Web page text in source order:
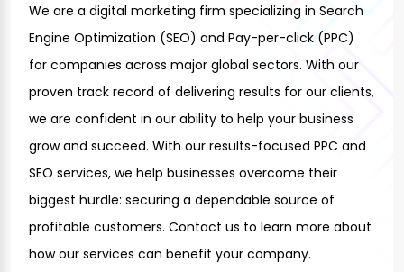
We are a digital marketing firm specializing in Search
Engine Optimization (SEO) and Pay-per-click (PPC)
for companies across major global sectors. With our
proven track record of delivering results for our clients,
we are confident in our ability to help your business
grow and succeed. With our results-focused PPC and
SEO services, we help businesses overcome their
biggest hurdle: securing a dependable source of
profitable customers. Contact us to learn more about
how our services can benefit your company.